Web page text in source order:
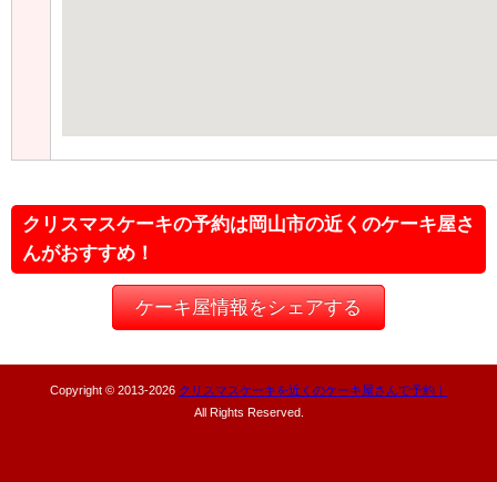
クリスマスケーキの予約は岡山市の近くのケーキ屋さ
んがおすすめ！
ケーキ屋情報をシェアする
Copyright © 2013-2026 クリスマスケーキを近くのケーキ屋さんで予約！
All Rights Reserved.